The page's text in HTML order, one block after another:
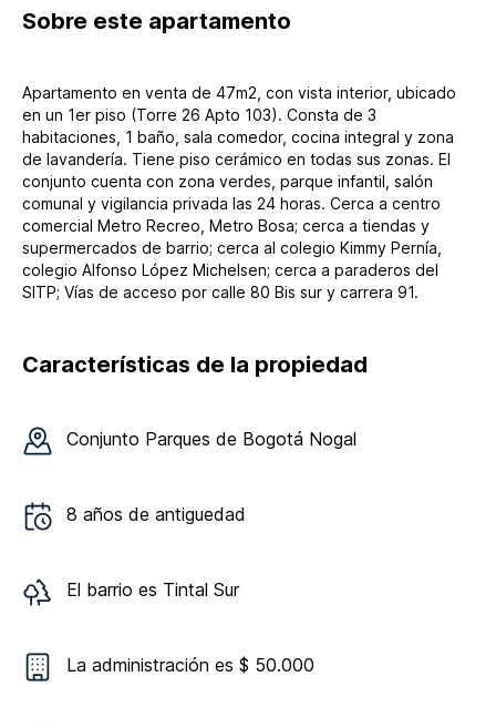
Sobre este apartamento
Apartamento en venta de 47m2, con vista interior, ubicado
en un 1er piso (Torre 26 Apto 103). Consta de 3
habitaciones, 1 baño, sala comedor, cocina integral y zona
de lavandería. Tiene piso cerámico en todas sus zonas. El
conjunto cuenta con zona verdes, parque infantil, salón
comunal y vigilancia privada las 24 horas. Cerca a centro
comercial Metro Recreo, Metro Bosa; cerca a tiendas y
supermercados de barrio; cerca al colegio Kimmy Pernía,
colegio Alfonso López Michelsen; cerca a paraderos del
SITP; Vías de acceso por calle 80 Bis sur y carrera 91.
Características de la propiedad
Conjunto Parques de Bogotá Nogal
8 años de antiguedad
El barrio es Tintal Sur
La administración es $ 50.000